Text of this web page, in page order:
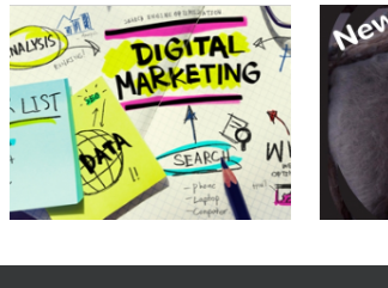
כל מה שרצית לדעת
על עסק בתחילת
הדרך